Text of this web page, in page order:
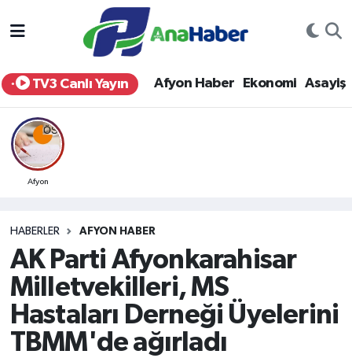
TV3 Canlı Yayın Afyon Haber Ekonomi Asayiş
Afyon
HABERLER AFYON HABER
AK Parti Afyonkarahisar
Milletvekilleri, MS
Hastaları Derneği Üyelerini
TBMM'de ağırladı
Yurt Haber
Afyon Haber
Ekonomi
Siyaset
Eğitim
Sağlık
Teknoloji
Afyonkarahisar Nöbetçi Eczaneler
Afyonkarahisar Hava Durumu
Afyonkarahisar Namaz Vakitleri
Afyonkarahisar Trafik Yoğunluk Haritası
Tüm Manşetler
Son Dakika Haberleri
Haber Arşivi